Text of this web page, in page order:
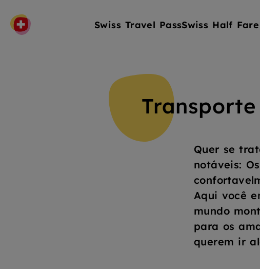
Swiss Travel PassSwiss Half
Quer se
notáveis:
Aqui você
mundo
para os
querem ir